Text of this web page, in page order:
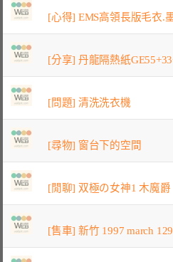
[心得] EMS高領長版毛衣.
[分享] 丹龍隔熱紙
[問題] 清洗洗衣機
[尋物] 窗台下的空間
[閒聊] 双極の女神1 木魔爵
[售車] 新竹 1997 march